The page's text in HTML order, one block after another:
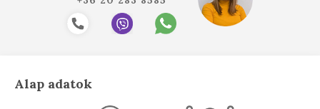
Alap adatok